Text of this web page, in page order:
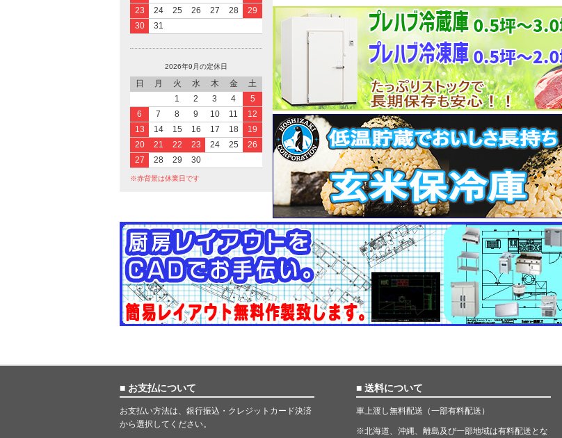
23
24 25 26 27 28
29
30
31
2026年9月の定休日
日 月 火 水 木 金
土
1
2 3 4
5
6
7 8 9 10 11
12
13
14 15 16 17 18
19
20
21 22 23 24 25
26
27
28 29 30
※赤背景は休業日です
■ お支払について
お支払い方法は、銀行振込・クレジットカード決済
から選択してください。
■ 送料について
車上渡し無料配送（一部有料配送）
※北海道、沖縄、離島及び一部地域は有料配送とな